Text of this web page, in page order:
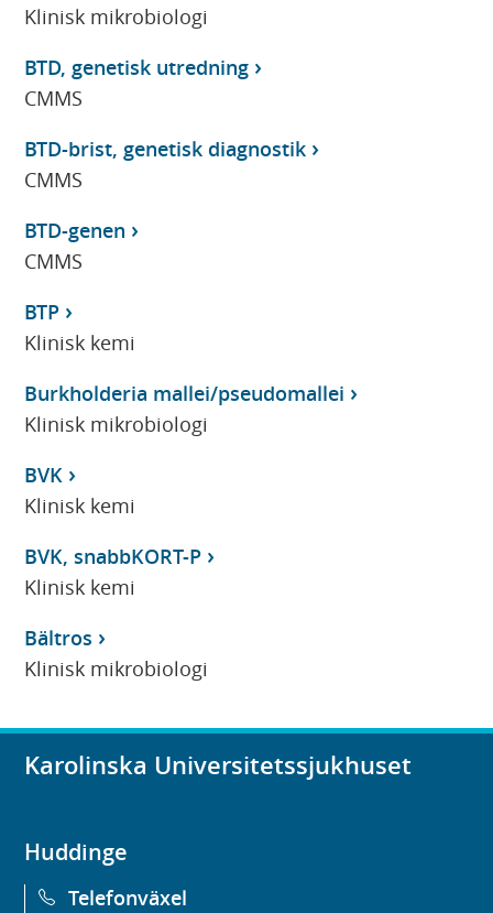
Klinisk mikrobiologi
BTD, genetisk utredning
CMMS
BTD-brist, genetisk diagnostik
CMMS
BTD-genen
CMMS
BTP
Klinisk kemi
Burkholderia mallei/pseudomallei
Klinisk mikrobiologi
BVK
Klinisk kemi
BVK, snabbKORT-P
Klinisk kemi
Bältros
Klinisk mikrobiologi
Karolinska Universitetssjukhuset
Huddinge
Telefonväxel